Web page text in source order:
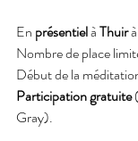
En présentiel à Thuir à
Nombre de place
Début de la
Participation gratuite
Gray).